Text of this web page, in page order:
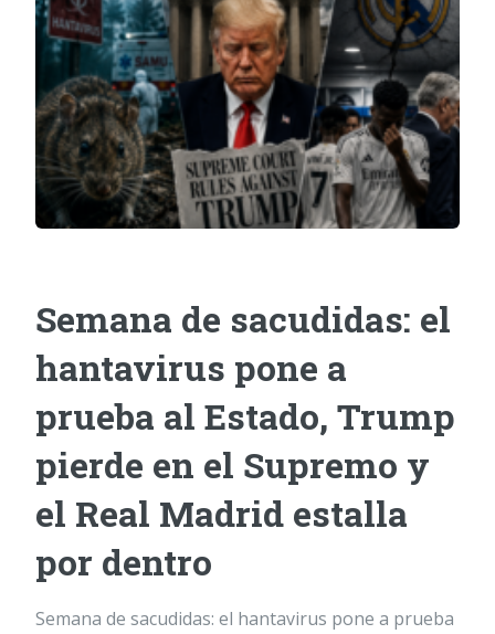
Semana de sacudidas: el
hantavirus pone a
prueba al Estado, Trump
pierde en el Supremo y
el Real Madrid estalla
por dentro
Semana de sacudidas: el hantavirus pone a prueba